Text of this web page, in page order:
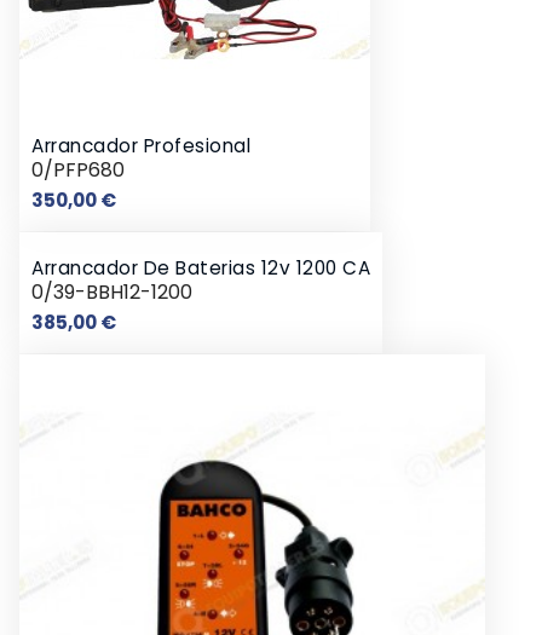
Arrancador Profesional
0/PFP680
350,00 €Precio
Arrancador De Baterias 12v 1200 CA
0/39-BBH12-1200
385,00 €Precio